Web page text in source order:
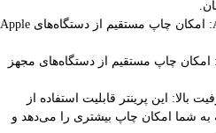
قابلیت چاپ از طریق درگاه AirPrint: امکان چاپ مستقیم از دستگاه‌های Apple
قابلیت چاپ از طریق درگاه Mopria: امکان چاپ مستقیم از دستگاه‌های مجهز
بالا: این پرینتر قابلیت استفاده از
به شما امکان چاپ بیشتری را می‌دهد و